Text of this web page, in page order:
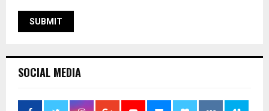
SOCIAL MEDIA